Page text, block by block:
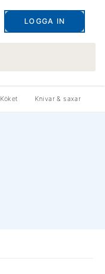
LOGGA IN
Köket Knivar & saxar